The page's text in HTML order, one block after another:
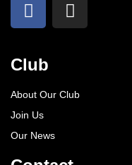
Club
About Our Club
Join Us
Our News